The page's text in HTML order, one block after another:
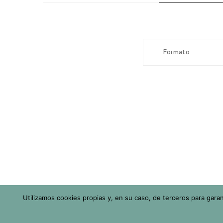
Formato
Utilizamos cookies propias y, en su caso, de terceros para